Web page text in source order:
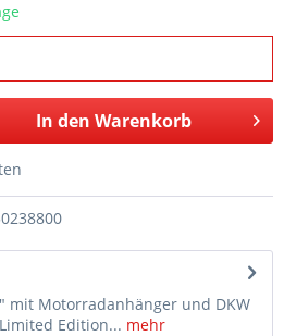
In den Warenkorb
mit Motorradanhänger und DKW
Edition... mehr